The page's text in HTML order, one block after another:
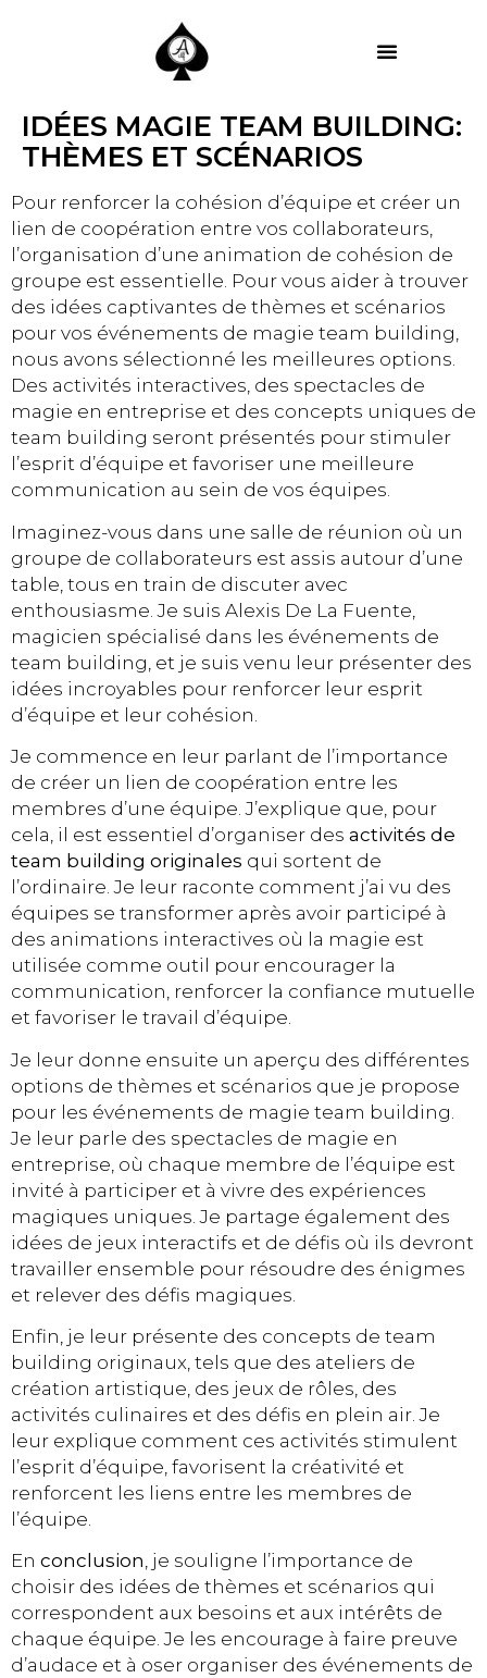
IDÉES MAGIE TEAM BUILDING:
THÈMES ET SCÉNARIOS
Pour renforcer la cohésion d’équipe et créer un
lien de coopération entre vos collaborateurs,
l’organisation d’une animation de cohésion de
groupe est essentielle. Pour vous aider à trouver
des idées captivantes de thèmes et scénarios
pour vos événements de magie team building,
nous avons sélectionné les meilleures options.
Des activités interactives, des spectacles de
magie en entreprise et des concepts uniques de
team building seront présentés pour stimuler
l’esprit d’équipe et favoriser une meilleure
communication au sein de vos équipes.
Imaginez-vous dans une salle de réunion où un
groupe de collaborateurs est assis autour d’une
table, tous en train de discuter avec
enthousiasme. Je suis Alexis De La Fuente,
magicien spécialisé dans les événements de
team building, et je suis venu leur présenter des
idées incroyables pour renforcer leur esprit
d’équipe et leur cohésion.
Je commence en leur parlant de l’importance
de créer un lien de coopération entre les
membres d’une équipe. J’explique que, pour
cela, il est essentiel d’organiser des activités de
team building originales qui sortent de
l’ordinaire. Je leur raconte comment j’ai vu des
équipes se transformer après avoir participé à
des animations interactives où la magie est
utilisée comme outil pour encourager la
communication, renforcer la confiance mutuelle
et favoriser le travail d’équipe.
Je leur donne ensuite un aperçu des différentes
options de thèmes et scénarios que je propose
pour les événements de magie team building.
Je leur parle des spectacles de magie en
entreprise, où chaque membre de l’équipe est
invité à participer et à vivre des expériences
magiques uniques. Je partage également des
idées de jeux interactifs et de défis où ils devront
travailler ensemble pour résoudre des énigmes
et relever des défis magiques.
Enfin, je leur présente des concepts de team
building originaux, tels que des ateliers de
création artistique, des jeux de rôles, des
activités culinaires et des défis en plein air. Je
leur explique comment ces activités stimulent
l’esprit d’équipe, favorisent la créativité et
renforcent les liens entre les membres de
l’équipe.
En conclusion, je souligne l’importance de
choisir des idées de thèmes et scénarios qui
correspondent aux besoins et aux intérêts de
chaque équipe. Je les encourage à faire preuve
d’audace et à oser organiser des événements de